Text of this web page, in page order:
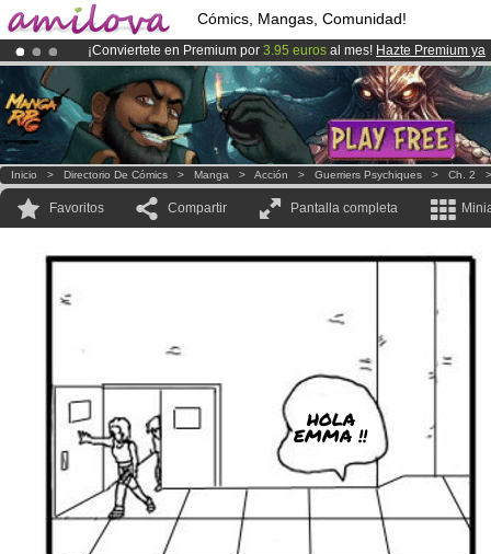
Cómics, Mangas, Comunidad!
¡Conviertete en Premium por 3.95 euros al mes! Hazte Premium ya
¡El Kickstarter Amilova está desormado lanzado!.
¡Ya tenemos 100000miembrosy 1000 Cómics y Mangas!.
Inicio > Directorio De Cómics > Manga > Acción > Guerriers Psychiques > Ch. 2
Favoritos Compartir Pantalla completa
HOLA
EMMA !!